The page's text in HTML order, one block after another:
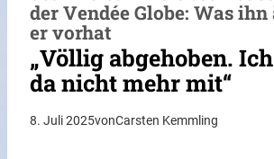
der Vendée Globe: Was
er vorhat
„Völlig abgehoben.
da nicht mehr mit“
8. Juli 2025vonCarsten Kemmling